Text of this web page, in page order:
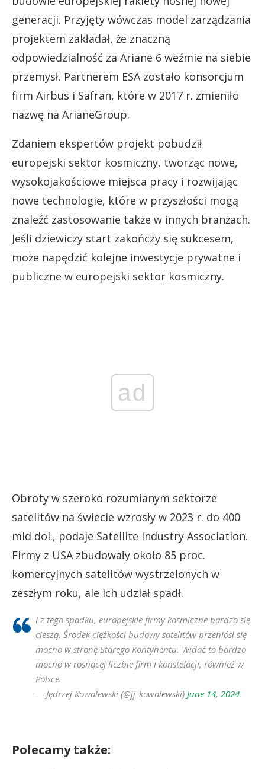
generacji. Przyjęty wówczas model zarządzania
projektem zakładał, że znaczną
odpowiedzialność za Ariane 6 weźmie na siebie
przemysł. Partnerem ESA zostało konsorcjum
firm Airbus i Safran, które w 2017 r. zmieniło
nazwę na ArianeGroup.
Zdaniem ekspertów projekt pobudził
europejski sektor kosmiczny, tworząc nowe,
wysokojakościowe miejsca pracy i rozwijając
nowe technologie, które w przyszłości mogą
znaleźć zastosowanie także w innych branżach.
Jeśli dziewiczy start zakończy się sukcesem,
może napędzić kolejne inwestycje prywatne i
publiczne w europejski sektor kosmiczny.
ad
Obroty w szeroko rozumianym sektorze
satelitów na świecie wzrosły w 2023 r. do 400
mld dol., podaje Satellite Industry Association.
Firmy z USA zbudowały około 85 proc.
komercyjnych satelitów wystrzelonych w
zeszłym roku, ale ich udział spadł.
I z tego spadku, europejskie firmy kosmiczne bardzo się
cieszą. Środek ciężkości budowy satelitów przeniósł się
mocno w stronę Starego Kontynentu. Widać to bardzo
mocno w rosnącej liczbie firm i konstelacji, również w
Polsce.
— Jędrzej Kowalewski (@jj_kowalewski) June 14, 2024
Polecamy także: